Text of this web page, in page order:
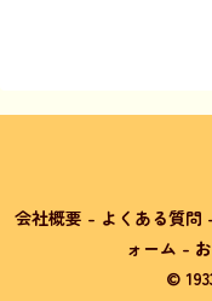
会社概要 - よくある質問
ォーム -
©